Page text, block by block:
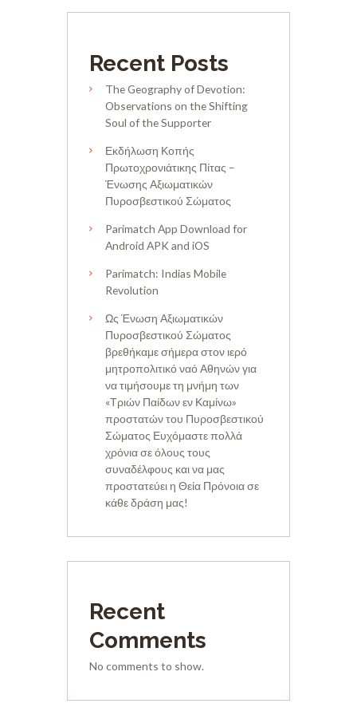
Recent Posts
The Geography of Devotion:
Observations on the Shifting
Soul of the Supporter
Εκδήλωση Κοπής
Πρωτοχρονιάτικης Πίτας –
Ένωσης Αξιωματικών
Πυροσβεστικού Σώματος
Parimatch App Download for
Android APK and iOS
Parimatch: Indias Mobile
Revolution
Ως Ένωση Αξιωματικών
Πυροσβεστικού Σώματος
βρεθήκαμε σήμερα στον ιερό
μητροπολιτικό ναό Αθηνών για
να τιμήσουμε τη μνήμη των
«Τριών Παίδων εν Καμίνω»
προστατών του Πυροσβεστικού
Σώματος Ευχόμαστε πολλά
χρόνια σε όλους τους
συναδέλφους και να μας
προστατεύει η Θεία Πρόνοια σε
κάθε δράση μας!
Recent
Comments
No comments to show.